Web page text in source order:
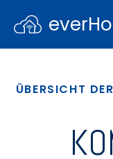
ÜBERSICHT